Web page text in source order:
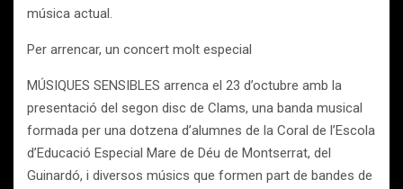
música actual.
Per arrencar, un concert molt especial
MÚSIQUES SENSIBLES arrenca el 23 d’octubre amb la
presentació del segon disc de Clams, una banda musical
formada per una dotzena d’alumnes de la Coral de l’Escola
d’Educació Especial Mare de Déu de Montserrat, del
Guinardó, i diversos músics que formen part de bandes de